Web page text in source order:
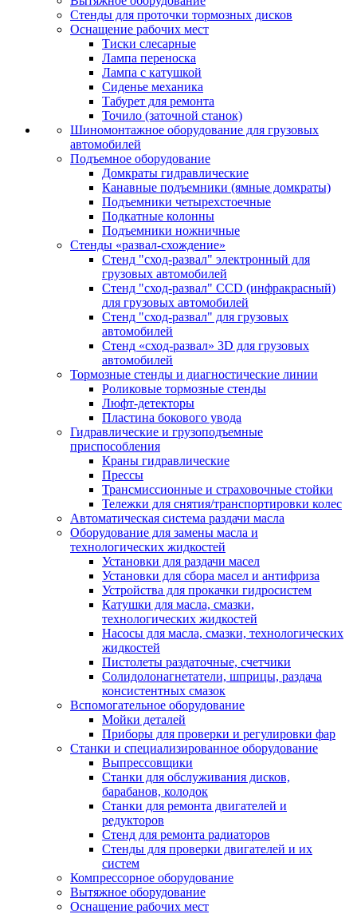
Стенды для проточки тормозных дисков
Оснащение рабочих мест
Тиски слесарные
Лампа переноска
Лампа с катушкой
Сиденье механика
Табурет для ремонта
Точило (заточной станок)
Шиномонтажное оборудование для грузовых
автомобилей
Подъемное оборудование
Домкраты гидравлические
Канавные подъемники (ямные домкраты)
Подъемники четырехстоечные
Подкатные колонны
Подъемники ножничные
Стенды «развал-схождение»
Стенд "сход-развал" электронный для
грузовых автомобилей
Стенд "сход-развал" CCD (инфракрасный)
для грузовых автомобилей
Стенд "сход-развал" для грузовых
автомобилей
Стенд «сход-развал» 3D для грузовых
автомобилей
Тормозные стенды и диагностические линии
Роликовые тормозные стенды
Люфт-детекторы
Пластина бокового увода
Гидравлические и грузоподъемные
приспособления
Краны гидравлические
Прессы
Трансмиссионные и страховочные стойки
Тележки для снятия/транспортировки колес
Автоматическая система раздачи масла
Оборудование для замены масла и
технологических жидкостей
Установки для раздачи масел
Установки для сбора масел и антифриза
Устройства для прокачки гидросистем
Катушки для масла, смазки,
технологических жидкостей
Насосы для масла, смазки, технологических
жидкостей
Пистолеты раздаточные, счетчики
Солидолонагнетатели, шприцы, раздача
консистентных смазок
Вспомогательное оборудование
Мойки деталей
Приборы для проверки и регулировки фар
Станки и специализированное оборудование
Выпрессовщики
Станки для обслуживания дисков,
барабанов, колодок
Станки для ремонта двигателей и
редукторов
Стенд для ремонта радиаторов
Стенды для проверки двигателей и их
систем
Компрессорное оборудование
Вытяжное оборудование
Оснащение рабочих мест